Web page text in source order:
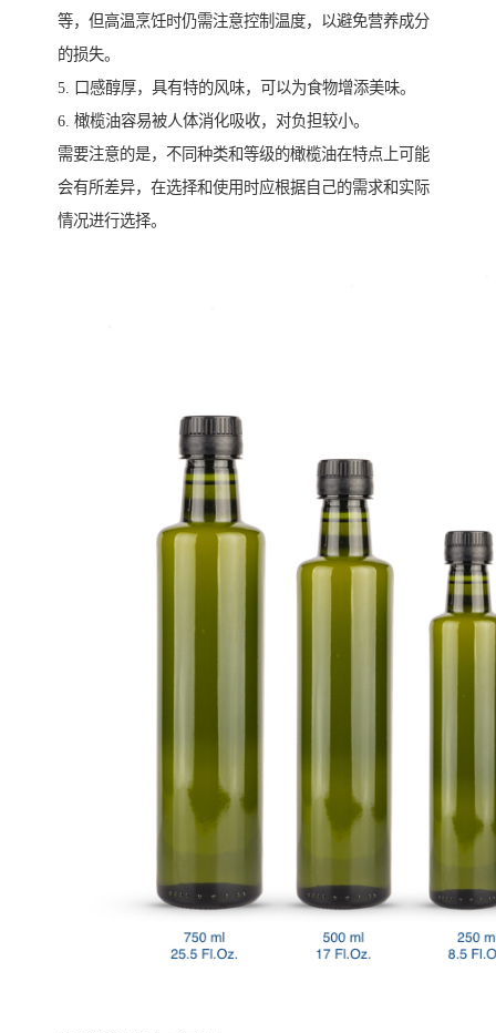
等，但高温烹饪时仍需注意控制温度，以避免营养成分
的损失。
5. 口感醇厚，具有特的风味，可以为食物增添美味。
6. 橄榄油容易被人体消化吸收，对负担较小。
需要注意的是，不同种类和等级的橄榄油在特点上可能
会有所差异，在选择和使用时应根据自己的需求和实际
情况进行选择。